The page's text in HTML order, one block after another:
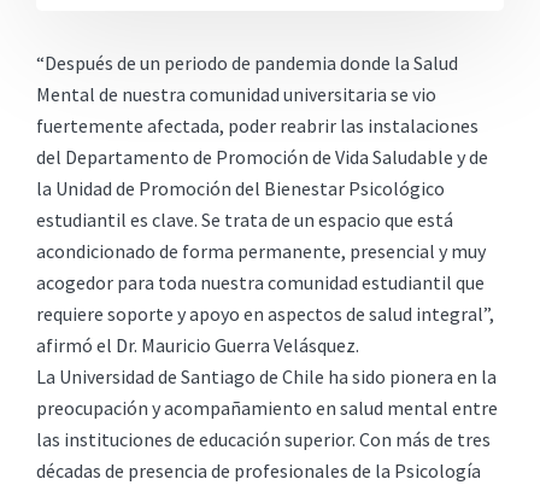
“Después de un periodo de pandemia donde la Salud
Mental de nuestra comunidad universitaria se vio
fuertemente afectada, poder reabrir las instalaciones
del Departamento de Promoción de Vida Saludable y de
la Unidad de Promoción del Bienestar Psicológico
estudiantil es clave. Se trata de un espacio que está
acondicionado de forma permanente, presencial y muy
acogedor para toda nuestra comunidad estudiantil que
requiere soporte y apoyo en aspectos de salud integral”,
afirmó el Dr. Mauricio Guerra Velásquez.
La Universidad de Santiago de Chile ha sido pionera en la
preocupación y acompañamiento en salud mental entre
las instituciones de educación superior. Con más de tres
décadas de presencia de profesionales de la Psicología